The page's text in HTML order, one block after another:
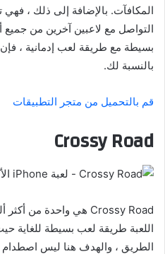
المكافآت. بالإضافة إلى ذلك ،
التواصل مع لاعبين آخرين من جميع
بالنسبة لك.
قم بالتحميل من متجر التطبيقات
Crossy Road
اللعبة طريقة لعب بسيطة للغاية
الطريق ، والهدف هنا ليس اصطدام